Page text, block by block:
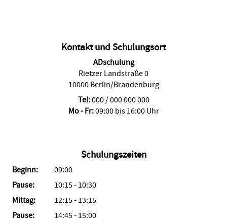
Kontakt und Schulungsort
ADschulung
Rietzer Landstraße 0
10000 Berlin/Brandenburg
Tel:000 / 000 000 000
Mo - Fr:09:00 bis 16:00 Uhr
Schulungszeiten
Beginn:
09:00
Pause:
10:15 - 10:30
Mittag:
12:15 - 13:15
Pause:
14:45 - 15:00